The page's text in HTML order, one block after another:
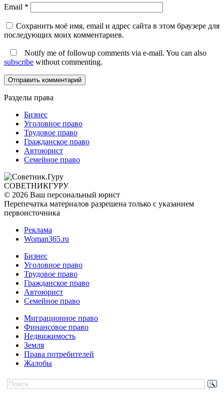
Email *
Сохранить моё имя, email и адрес сайта в этом браузере для
последующих моих комментариев.
Notify me of followup comments via e-mail. You can also
subscribe without commenting.
Разделы права
Бизнес
Уголовное право
Трудовое право
Гражданское право
Автоюрист
Семейное право
СОВЕТНИКГУРУ
© 2026 Ваш персональный юрист
Перепечатка материалов разрешена только с указанием
первоисточника
Реклама
Woman365.ru
Бизнес
Уголовное право
Трудовое право
Гражданское право
Автоюрист
Семейное право
Миграционное право
Финансовое право
Недвижимость
Земля
Права потребителей
Жалобы